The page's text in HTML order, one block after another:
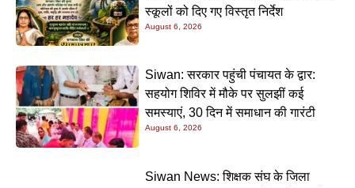
स्कूलों को दिए गए विस्तृत निर्देश
August 6, 2026
Siwan: सरकार पहुंची पंचायत के द्वार:
सहयोग शिविर में मौके पर सुलझीं कई
समस्याएं, 30 दिन में समाधान की गारंटी
August 6, 2026
Siwan News: शिक्षक संघ के जिला